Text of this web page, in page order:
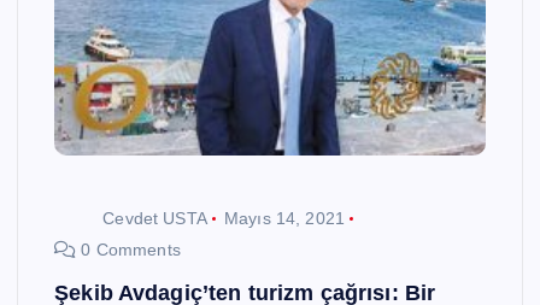
Cevdet USTA
Mayıs 14, 2021
0 Comments
Şekib Avdagiç’ten turizm çağrısı: Bir